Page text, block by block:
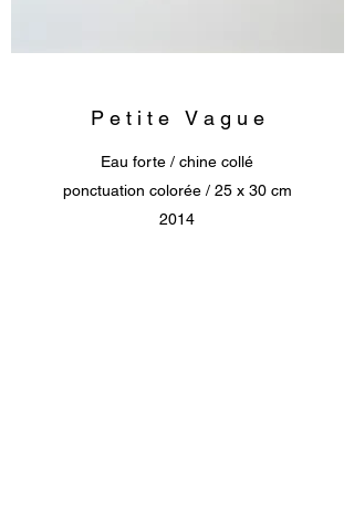
P e t i t e V a g u e
Eau forte / chine collé
ponctuation colorée / 25 x 30 cm
2014